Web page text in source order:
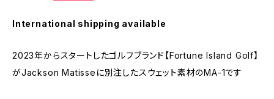
International shipping available
2023年からスタートしたゴルフブランド【Fortune Island Golf】
がJackson Matisseに別注したスウェット素材のMA-1です